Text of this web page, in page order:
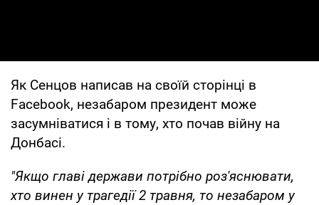
Як Сенцов написав на своїй сторінці в
Facebook, незабаром президент може
засумніватися і в тому, хто почав війну на
Донбасі.
"Якщо главі держави потрібно роз'яснювати,
хто винен у трагедії 2 травня, то незабаром у